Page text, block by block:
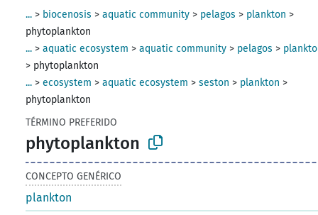
... > biocenosis >aquatic community > pelagos > plankton >
phytoplankton
... >aquatic ecosystem >aquatic community > pelagos >
> phytoplankton
... >ecosystem >aquatic ecosystem >seston > plankton >
phytoplankton
TÉRMINO PREFERIDO
phytoplankton
CONCEPTO GENÉRICO
plankton